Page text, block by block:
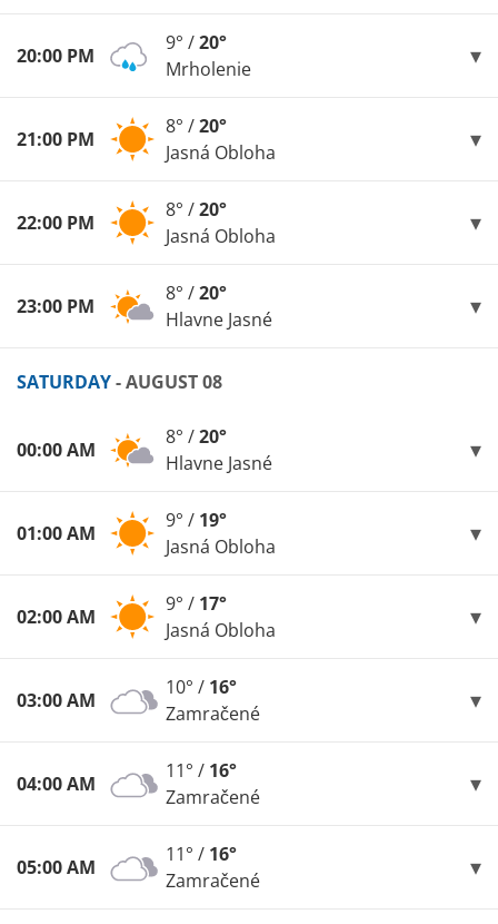
20:00 PM
9° /20°
Mrholenie
21:00 PM
8° /20°
Jasná Obloha
22:00 PM
8° /20°
Jasná Obloha
23:00 PM
8° /20°
Hlavne Jasné
SATURDAY- AUGUST 08
00:00 AM
8° /20°
Hlavne Jasné
01:00 AM
9° / 19°
Jasná Obloha
02:00 AM
9° / 17°
Jasná Obloha
03:00 AM
10° / 16°
Zamračené
04:00 AM
11° / 16°
Zamračené
05:00 AM
11° / 16°
Zamračené